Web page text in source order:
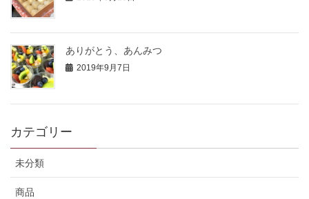
ありがとう、あんみつ
2019年9月7日
カテゴリー
未分類
商品